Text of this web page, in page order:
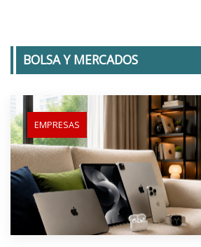
BOLSA Y MERCADOS
EMPRESAS